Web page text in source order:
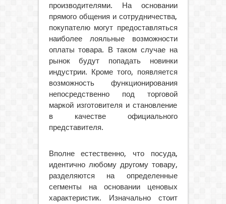
производителями. На основании
прямого общения и сотрудничества,
покупателю могут предоставляться
наиболее лояльные возможности
оплаты товара. В таком случае на
рынок будут попадать новинки
индустрии. Кроме того, появляется
возможность функционирования
непосредственно под торговой
маркой изготовителя и становление
в качестве официального
представителя.
Вполне естественно, что посуда,
идентично любому другому товару,
разделяются на определенные
сегменты на основании ценовых
характеристик. Изначально стоит